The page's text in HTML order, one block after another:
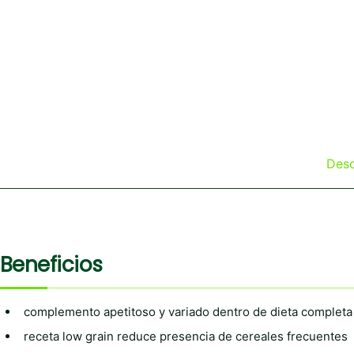
Beneficios
complemento apetitoso y variado dentro de dieta
receta low grain reduce presencia de cereales frecuentes